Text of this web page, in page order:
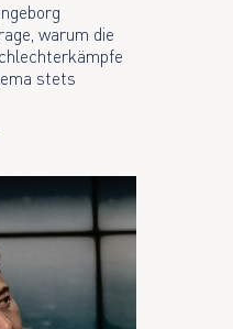
warum die
stets